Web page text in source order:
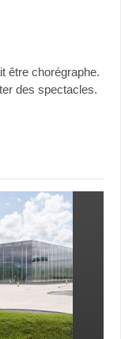
être chorégraphe.
des spectacles.